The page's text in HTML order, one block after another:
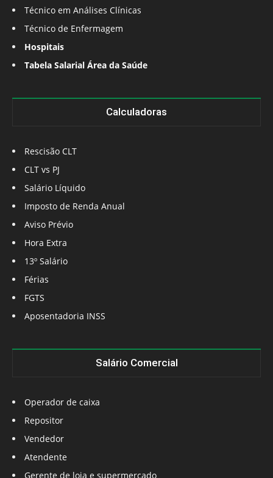
Técnico em Análises Clínicas
Técnico de Enfermagem
Hospitais
Tabela Salarial Área da Saúde
Calculadoras
Rescisão CLT
CLT vs PJ
Salário Líquido
Imposto de Renda Anual
Aviso Prévio
Hora Extra
13º Salário
Férias
FGTS
Aposentadoria INSS
Salário Comercial
Operador de caixa
Repositor
Vendedor
Atendente
Gerente de loja e supermercado